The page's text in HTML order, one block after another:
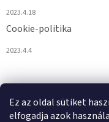
Ez az oldal sütiket
elfogadja azok
2023.4.18
Cookie-politika
2023.4.4